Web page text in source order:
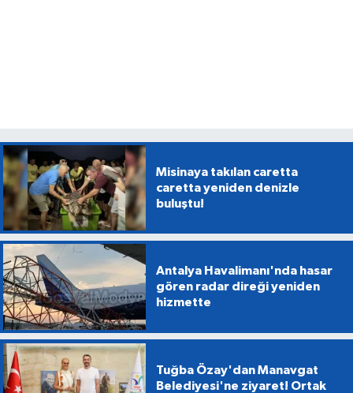
Misinaya takılan caretta
caretta yeniden denizle
buluştu!
Antalya Havalimanı'nda hasar
gören radar direği yeniden
hizmette
Tuğba Özay'dan Manavgat
Belediyesi'ne ziyaret! Ortak